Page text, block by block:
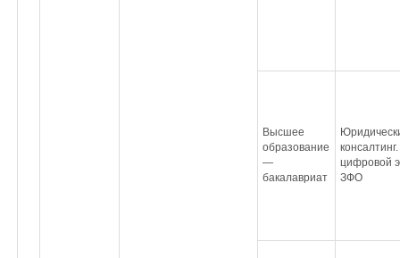
Высшее
образование
—
бакалавриат
цифровой
ЗФО